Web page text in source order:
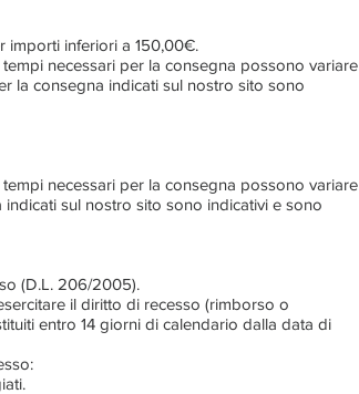
importi inferiori a 150,00€.
necessari per la consegna possono variare
la consegna indicati sul nostro sito sono
necessari per la consegna possono variare
sul nostro sito sono indicativi e sono
(D.L. 206/2005).
il diritto di recesso (rimborso o
entro 14 giorni di calendario dalla data di